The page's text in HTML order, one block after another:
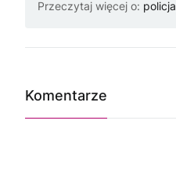
Przeczytaj więcej o: policja
Komentarze